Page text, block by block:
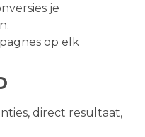
je
op elk
direct resultaat,